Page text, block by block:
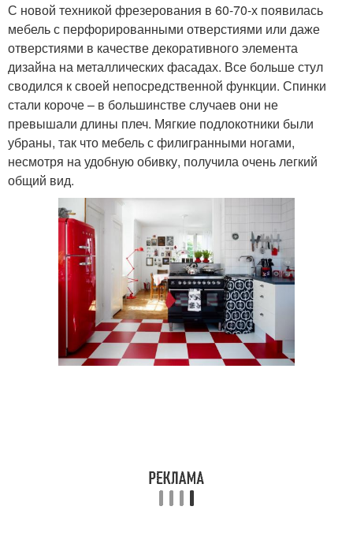
С новой техникой фрезерования в 60-70-х появилась
мебель с перфорированными отверстиями или даже
отверстиями в качестве декоративного элемента
дизайна на металлических фасадах. Все больше стул
сводился к своей непосредственной функции. Спинки
стали короче – в большинстве случаев они не
превышали длины плеч. Мягкие подлокотники были
убраны, так что мебель с филигранными ногами,
несмотря на удобную обивку, получила очень легкий
общий вид.